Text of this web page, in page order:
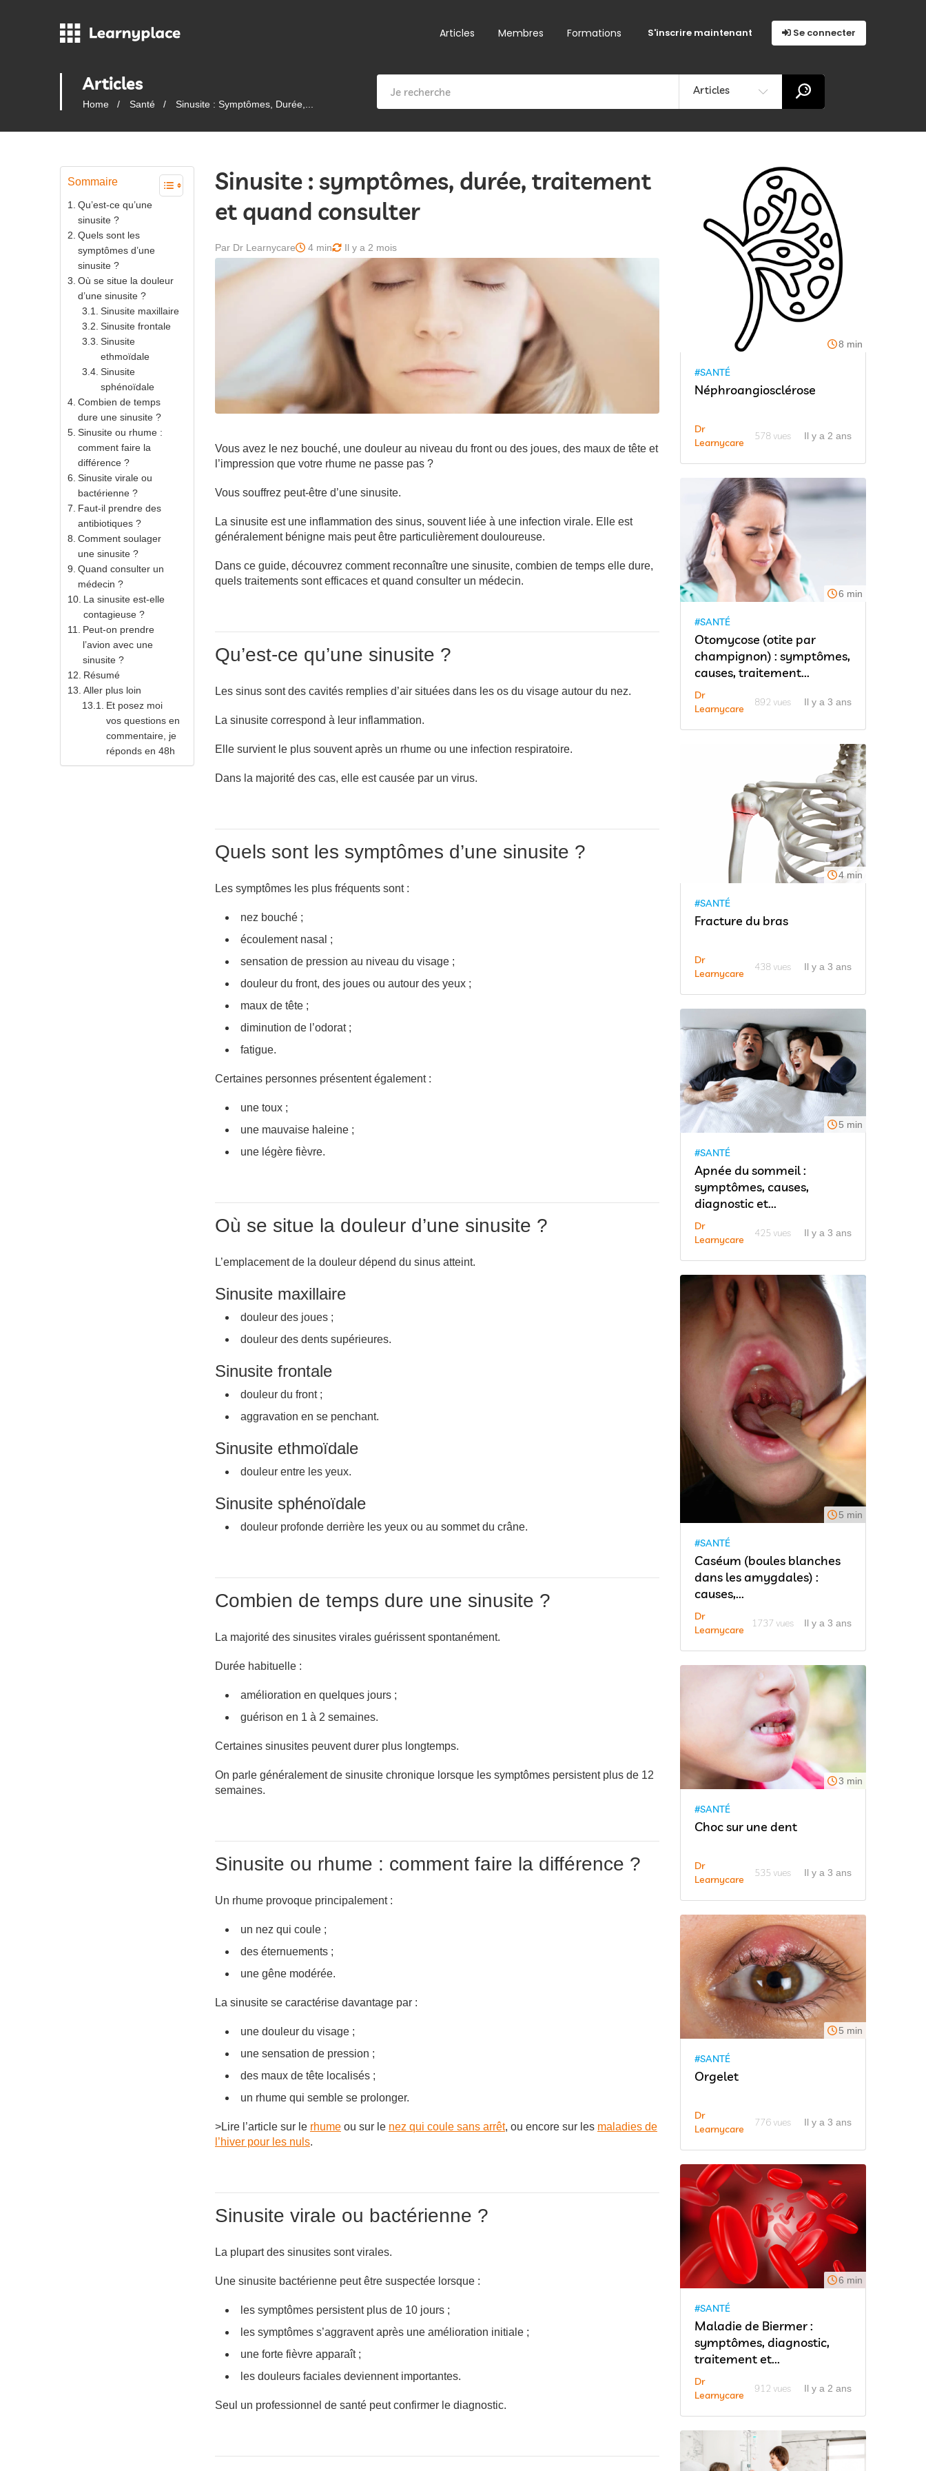
Articles Membres Formations Se connecter
S'inscrire maintenant
Articles
Home Santé Sinusite : Symptômes, Durée,...
Articles
Sommaire
Qu’est-ce qu’une
sinusite ?
Quels sont les
symptômes d’une
sinusite ?
Où se situe la douleur
d’une sinusite ?
Sinusite maxillaire
Sinusite frontale
Sinusite
ethmoïdale
Sinusite
sphénoïdale
Combien de temps
dure une sinusite ?
Sinusite ou rhume :
comment faire la
différence ?
Sinusite virale ou
bactérienne ?
Faut-il prendre des
antibiotiques ?
Comment soulager
une sinusite ?
Quand consulter un
médecin ?
La sinusite est-elle
contagieuse ?
Peut-on prendre
l’avion avec une
sinusite ?
Résumé
Aller plus loin
Et posez moi
vos questions en
commentaire, je
réponds en 48h
Sinusite : symptômes, durée, traitement
et quand consulter
Par Dr Learnycare 4 min Il y a 2 mois
Vous avez le nez bouché, une douleur au niveau du front ou des joues, des maux de tête et
l’impression que votre rhume ne passe pas ?
Vous souffrez peut-être d’une sinusite.
La sinusite est une inflammation des sinus, souvent liée à une infection virale. Elle est
généralement bénigne mais peut être particulièrement douloureuse.
Dans ce guide, découvrez comment reconnaître une sinusite, combien de temps elle dure,
quels traitements sont efficaces et quand consulter un médecin.
Qu’est-ce qu’une sinusite ?
Les sinus sont des cavités remplies d’air situées dans les os du visage autour du nez.
La sinusite correspond à leur inflammation.
Elle survient le plus souvent après un rhume ou une infection respiratoire.
Dans la majorité des cas, elle est causée par un virus.
Quels sont les symptômes d’une sinusite ?
Les symptômes les plus fréquents sont :
nez bouché ;
écoulement nasal ;
sensation de pression au niveau du visage ;
douleur du front, des joues ou autour des yeux ;
maux de tête ;
diminution de l’odorat ;
fatigue.
Certaines personnes présentent également :
une toux ;
une mauvaise haleine ;
une légère fièvre.
Où se situe la douleur d’une sinusite ?
L’emplacement de la douleur dépend du sinus atteint.
Sinusite maxillaire
douleur des joues ;
douleur des dents supérieures.
Sinusite frontale
douleur du front ;
aggravation en se penchant.
Sinusite ethmoïdale
douleur entre les yeux.
Sinusite sphénoïdale
douleur profonde derrière les yeux ou au sommet du crâne.
Combien de temps dure une sinusite ?
La majorité des sinusites virales guérissent spontanément.
Durée habituelle :
amélioration en quelques jours ;
guérison en 1 à 2 semaines.
Certaines sinusites peuvent durer plus longtemps.
On parle généralement de sinusite chronique lorsque les symptômes persistent plus de 12
semaines.
Sinusite ou rhume : comment faire la différence ?
Un rhume provoque principalement :
un nez qui coule ;
des éternuements ;
une gêne modérée.
La sinusite se caractérise davantage par :
une douleur du visage ;
une sensation de pression ;
des maux de tête localisés ;
un rhume qui semble se prolonger.
>Lire l’article sur le rhume ou sur le nez qui coule sans arrêt, ou encore sur les maladies de
l’hiver pour les nuls.
Sinusite virale ou bactérienne ?
La plupart des sinusites sont virales.
Une sinusite bactérienne peut être suspectée lorsque :
les symptômes persistent plus de 10 jours ;
les symptômes s’aggravent après une amélioration initiale ;
une forte fièvre apparaît ;
les douleurs faciales deviennent importantes.
Seul un professionnel de santé peut confirmer le diagnostic.
8 min
#SANTÉ
Néphroangiosclérose
Dr
Learnycare
578 vues Il y a 2 ans
6 min
#SANTÉ
Otomycose (otite par
champignon) : symptômes,
causes, traitement...
Dr
Learnycare
892 vues Il y a 3 ans
4 min
#SANTÉ
Fracture du bras
Dr
Learnycare
438 vues Il y a 3 ans
5 min
#SANTÉ
Apnée du sommeil :
symptômes, causes,
diagnostic et...
Dr
Learnycare
425 vues Il y a 3 ans
5 min
#SANTÉ
Caséum (boules blanches
dans les amygdales) :
causes,...
Dr
Learnycare
1737 vues Il y a 3 ans
3 min
#SANTÉ
Choc sur une dent
Dr
Learnycare
535 vues Il y a 3 ans
5 min
#SANTÉ
Orgelet
Dr
Learnycare
776 vues Il y a 3 ans
6 min
#SANTÉ
Maladie de Biermer :
symptômes, diagnostic,
traitement et...
Dr
Learnycare
912 vues Il y a 2 ans